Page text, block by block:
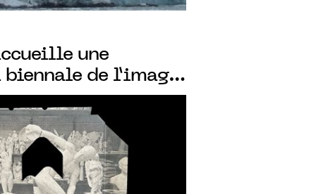
une
de l’image
Au 04.12.2023